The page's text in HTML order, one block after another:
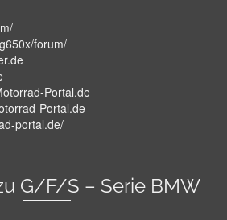
forum/
Portal.de
Portal.de
portal.de/
G/F/S – Serie BMW